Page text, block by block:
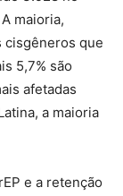
maioria,
cisgêneros que
5,7% são
afetadas
a maioria
e a retenção